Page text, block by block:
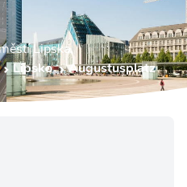
Lipska.
Lipsko Augustusplatz